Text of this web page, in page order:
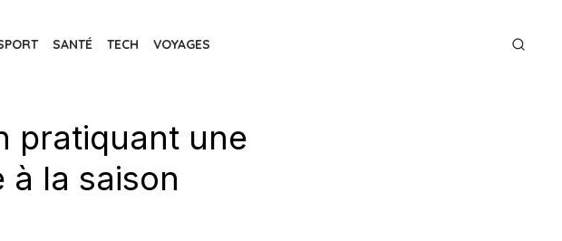
SANTÉ TECH VOYAGES
pratiquant une
la saison